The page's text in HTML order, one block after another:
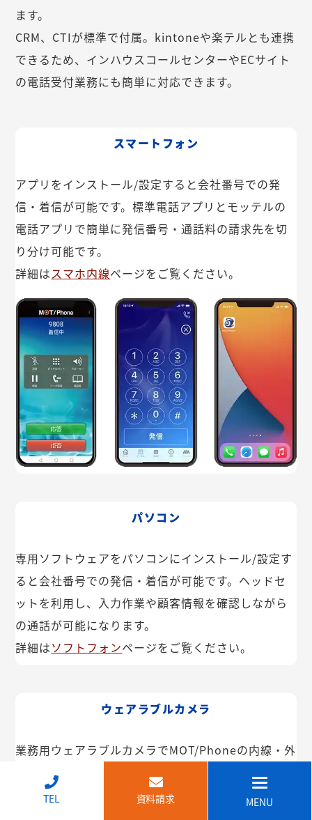
ます。
CRM、CTIが標準で付属。kintoneや楽テルとも連携
できるため、インハウスコールセンターやECサイト
の電話受付業務にも簡単に対応できます。
スマートフォン
アプリをインストール/設定すると会社番号での発
信・着信が可能です。標準電話アプリとモッテルの
電話アプリで簡単に発信番号・通話料の請求先を切
り分け可能です。
詳細はスマホ内線ページをご覧ください。
パソコン
専用ソフトウェアをパソコンにインストール/設定す
ると会社番号での発信・着信が可能です。ヘッドセ
ットを利用し、入力作業や顧客情報を確認しながら
の通話が可能になります。
詳細はソフトフォンページをご覧ください。
ウェアラブルカメラ
業務用ウェアラブルカメラでMOT/Phoneの内線・外
線が利用できます。インカム機能や映像共有なども
可能。IP68で防塵・防水で建設現場などでも安心し
TEL 資料請求 MENU